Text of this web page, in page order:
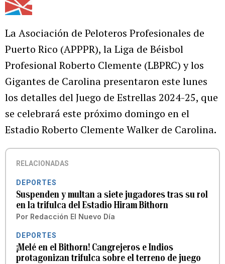
La Asociación de Peloteros Profesionales de
Puerto Rico (APPPR), la Liga de Béisbol
Profesional Roberto Clemente (LBPRC) y los
Gigantes de Carolina presentaron este lunes
los detalles del Juego de Estrellas 2024-25, que
se celebrará este próximo domingo en el
Estadio Roberto Clemente Walker de Carolina.
RELACIONADAS
DEPORTES
Suspenden y multan a siete jugadores tras su rol
en la trifulca del Estadio Hiram Bithorn
Por Redacción El Nuevo Día
DEPORTES
¡Melé en el Bithorn! Cangrejeros e Indios
protagonizan trifulca sobre el terreno de juego